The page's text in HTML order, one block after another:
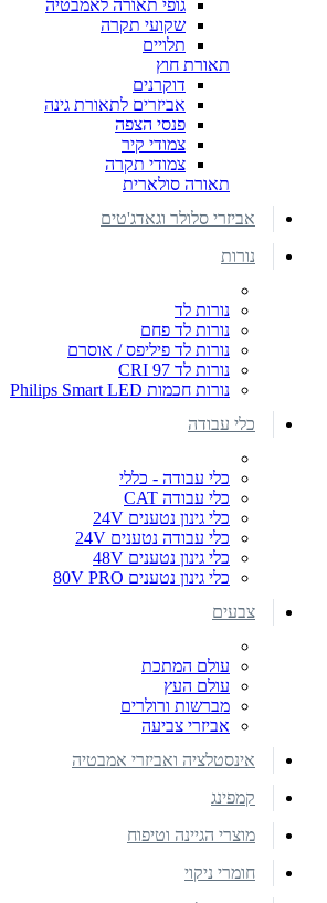
גופי תאורה לאמבטיה
שקועי תקרה
תלויים
תאורת חוץ
דוקרנים
אביזרים לתאורת גינה
פנסי הצפה
צמודי קיר
צמודי תקרה
תאורה סולארית
אביזרי סלולר וגאדג'טים
נורות
נורות לד
נורות לד פחם
נורות לד פיליפס / אוסרם
נורות לד CRI 97
נורות חכמות Philips Smart LED
כלי עבודה
כלי עבודה - כללי
כלי עבודה CAT
כלי גינון נטענים 24V
כלי עבודה נטענים 24V
כלי גינון נטענים 48V
כלי גינון נטענים 80V PRO
צבעים
עולם המתכת
עולם העץ
מברשות ורולרים
אביזרי צביעה
אינסטלציה ואביזרי אמבטיה
קמפינג
מוצרי הגיינה וטיפוח
חומרי ניקוי